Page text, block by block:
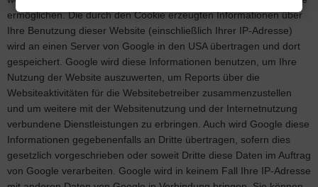
ermöglichen. Die durch den Cookie erzeugten Informationen über
Ihre Benutzung dieser Website (einschließlich Ihrer IP-Adresse)
wird an einen Server von Google in den USA übertragen und dort
gespeichert. Google wird diese Informationen benutzen, um Ihre
Nutzung der Website auszuwerten, um Reports über die
Websiteaktivitäten für die Websitebetreiber zusammenzustellen
und um weitere mit der Websitenutzung und der Internetnutzung
verbundene Dienstleistungen zu erbringen. Auch wird Google diese
Informationen gegebenenfalls an Dritte übertragen, sofern dies
gesetzlich vorgeschrieben oder soweit Dritte diese Daten im Auftrag
von Google verarbeiten. Google wird in keinem Fall Ihre IP-Adresse